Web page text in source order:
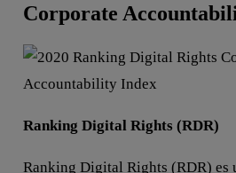
Corporate
Ranking Digital Rights (RDR)
Ranking Digital Rights (RDR) es